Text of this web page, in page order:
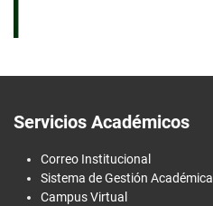
Servicios Académicos
Correo Institucional
Sistema de Gestión Académica
Campus Virtual